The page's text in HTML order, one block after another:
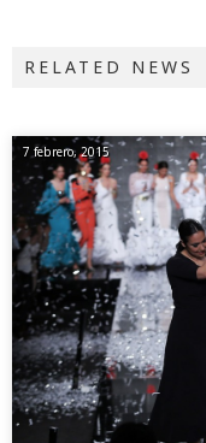
RELATED NEWS
7 febrero, 2015